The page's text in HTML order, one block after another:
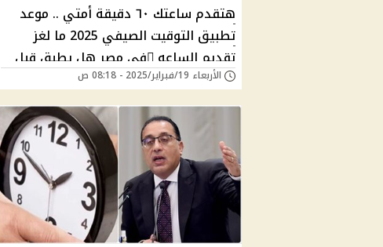
هتقدم ساعتك ٦٠ دقيقة أمتي .. موعد
تطبيق التوقيت الصيفي 2025 ما لغز
تقديم الساعه ُفي مصر هل يطبق قبل
شهر رمضان؟
الأربعاء 19/فبراير/2025 - 08:18 ص